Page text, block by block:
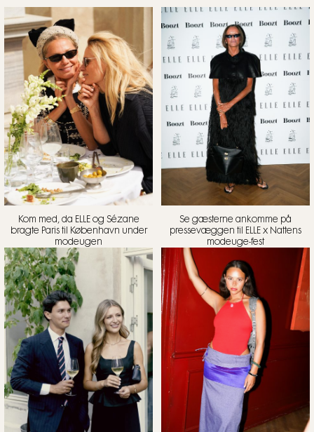
Kom med, da ELLE og Sézane
bragte Paris til København under
modeugen
Se gæsterne ankomme på
pressevæggen til ELLE x Nattens
modeuge-fest